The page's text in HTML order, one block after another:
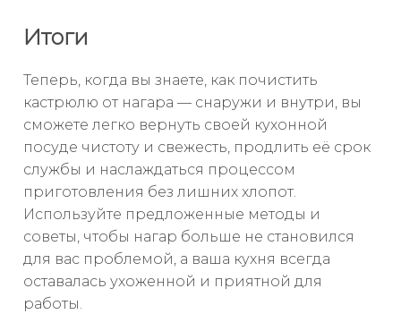
Итоги
Теперь, когда вы знаете, как почистить
кастрюлю от нагара — снаружи и внутри, вы
сможете легко вернуть своей кухонной
посуде чистоту и свежесть, продлить её срок
службы и наслаждаться процессом
приготовления без лишних хлопот.
Используйте предложенные методы и
советы, чтобы нагар больше не становился
для вас проблемой, а ваша кухня всегда
оставалась ухоженной и приятной для
работы.